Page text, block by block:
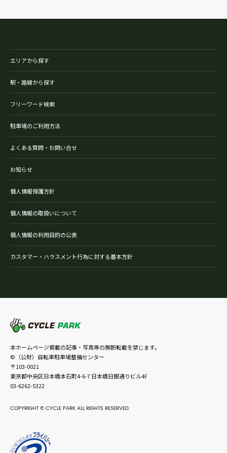
エリアから探す
駅・路線から探す
フリーワード検索
駐車場のご利用方法
よくある質問・お問い合せ
お知らせ
個人情報保護方針
個人情報の取扱いについて
個人情報の利用目的の公表
カスタマー・ハラスメント行為に対する基本方針
本ホームページ掲載の記事・写真等の無断転載を禁じます。
©（公財）自転車駐車場整備センター
〒103-0021
東京都中央区日本橋本石町4-6-7 日本橋日銀通りビル4F
03-6262-5322
COPYRIGHT © CYCLE PARK ALL RIGHTS RESERVED.